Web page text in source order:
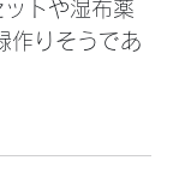
作りそうであ